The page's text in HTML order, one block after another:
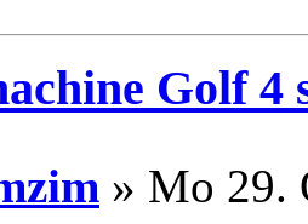
Golf 4
» Mo 29.